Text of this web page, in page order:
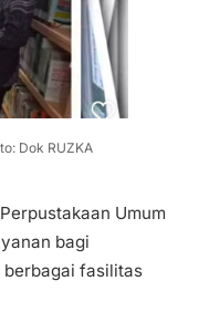
Dok RUZKA
Umum
bagi
berbagai fasilitas